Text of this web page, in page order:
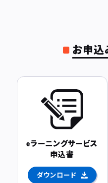
お申
eラーニングサービス
申込書
ダウンロード